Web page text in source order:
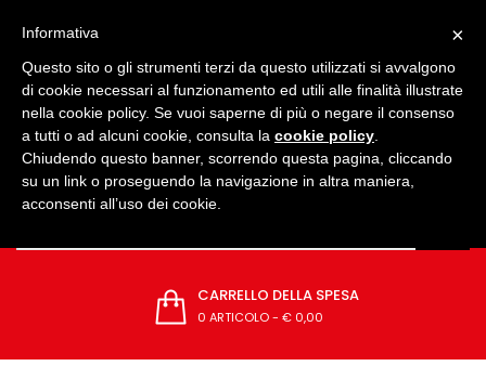
CARRELLO DELLA SPESA
0 ARTICOLO- € 0,00
×
Informativa
Questo sito o gli strumenti terzi da questo utilizzati si avvalgono
di cookie necessari al funzionamento ed utili alle finalità illustrate
nella cookie policy. Se vuoi saperne di più o negare il consenso
a tutti o ad alcuni cookie, consulta la cookie policy
Chiudendo questo banner, scorrendo questa pagina, cliccando
su un link o proseguendo la navigazione in altra maniera,
acconsenti all’uso dei cookie.